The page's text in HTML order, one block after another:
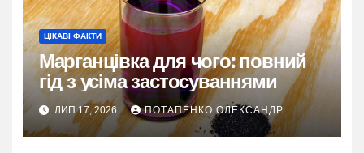
ЦІКАВІ ФАКТИ
Марганцівка для чого: повний
гід з усіма застосуваннями
ЛИП 17, 2026 ПОТАПЕНКО ОЛЕКСАНДР